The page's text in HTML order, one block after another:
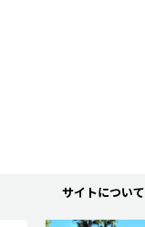
サイトについて